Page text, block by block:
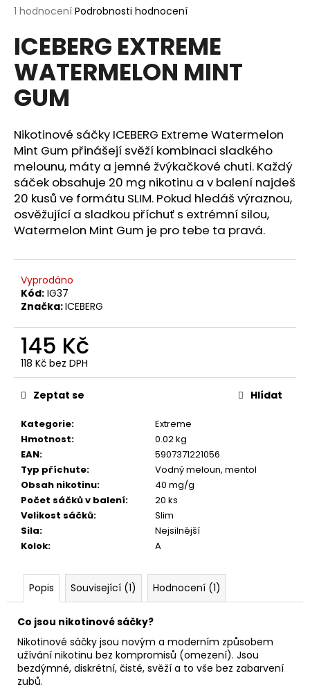
Průměrné
produktu
je
5,0
z
5
hvězdiček.
1 hodnocení Podrobnosti hodnocení
ICEBERG EXTREME
WATERMELON MINT
GUM
Nikotinové sáčky ICEBERG Extreme Watermelon
Mint Gum přinášejí svěží kombinaci sladkého
melounu, máty a jemné žvýkačkové chuti. Každý
sáček obsahuje 20 mg nikotinu a v balení najdeš
20 kusů ve formátu SLIM. Pokud hledáš výraznou,
osvěžující a sladkou příchuť s extrémní silou,
Watermelon Mint Gum je pro tebe ta pravá.
Vyprodáno
Kód: IG37
Značka:ICEBERG
145 Kč
118 Kč bez DPH
Měrná
cena:
Kategorie:
Extreme
Hmotnost:
0.02 kg
EAN:
5907371221056
Typ příchute:
Vodný meloun, mentol
Obsah nikotinu:
40 mg/g
Počet sáčků v balení:
20 ks
Velikost sáčků:
Slim
Sila:
Nejsilnější
Kolok: A
Zeptat se Hlídat
Popis Související (1) Hodnocení (1)
Co jsou nikotinové sáčky?
Nikotinové sáčky jsou novým a moderním způsobem
užívání nikotinu bez kompromisů (omezení). Jsou
bezdýmné, diskrétní, čisté, svěží a to vše bez zabarvení
zubů.
a
j
í
t
?
HLEDAT
D
o
o
u
č
u
e
m
e
CUBA
BLACK
CHERRY
133
Kč
Původně:
145
Kč